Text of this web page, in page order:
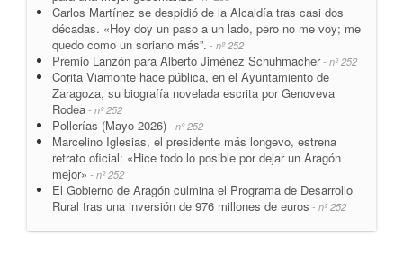
Carlos Martínez se despidió de la Alcaldía tras casi dos
décadas. «Hoy doy un paso a un lado, pero no me voy; me
quedo como un soriano más”. - nº 252
Premio Lanzón para Alberto Jiménez Schuhmacher- nº 252
Corita Viamonte hace pública, en el Ayuntamiento de
Zaragoza, su biografía novelada escrita por Genoveva
Rodea - nº 252
Pollerías (Mayo 2026) - nº 252
Marcelino Iglesias, el presidente más longevo, estrena
retrato oficial: «Hice todo lo posible por dejar un Aragón
mejor» - nº 252
El Gobierno de Aragón culmina el Programa de Desarrollo
Rural tras una inversión de 976 millones de euros - nº 252